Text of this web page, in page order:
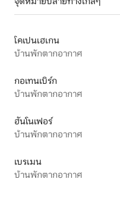
โคเปนเฮเกน
บ้านพักตากอากาศ
กอเทนเบิร์ก
บ้านพักตากอากาศ
ฮันโนเฟอร์
บ้านพักตากอากาศ
เบรเมน
บ้านพักตากอากาศ